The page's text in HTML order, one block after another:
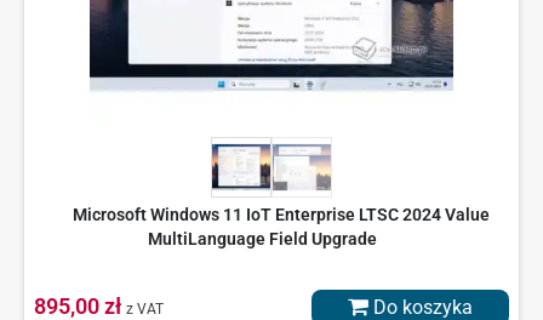
Microsoft Windows 11 IoT Enterprise LTSC 2024 Value
MultiLanguage Field Upgrade
895,00 zł z VAT Do koszyka